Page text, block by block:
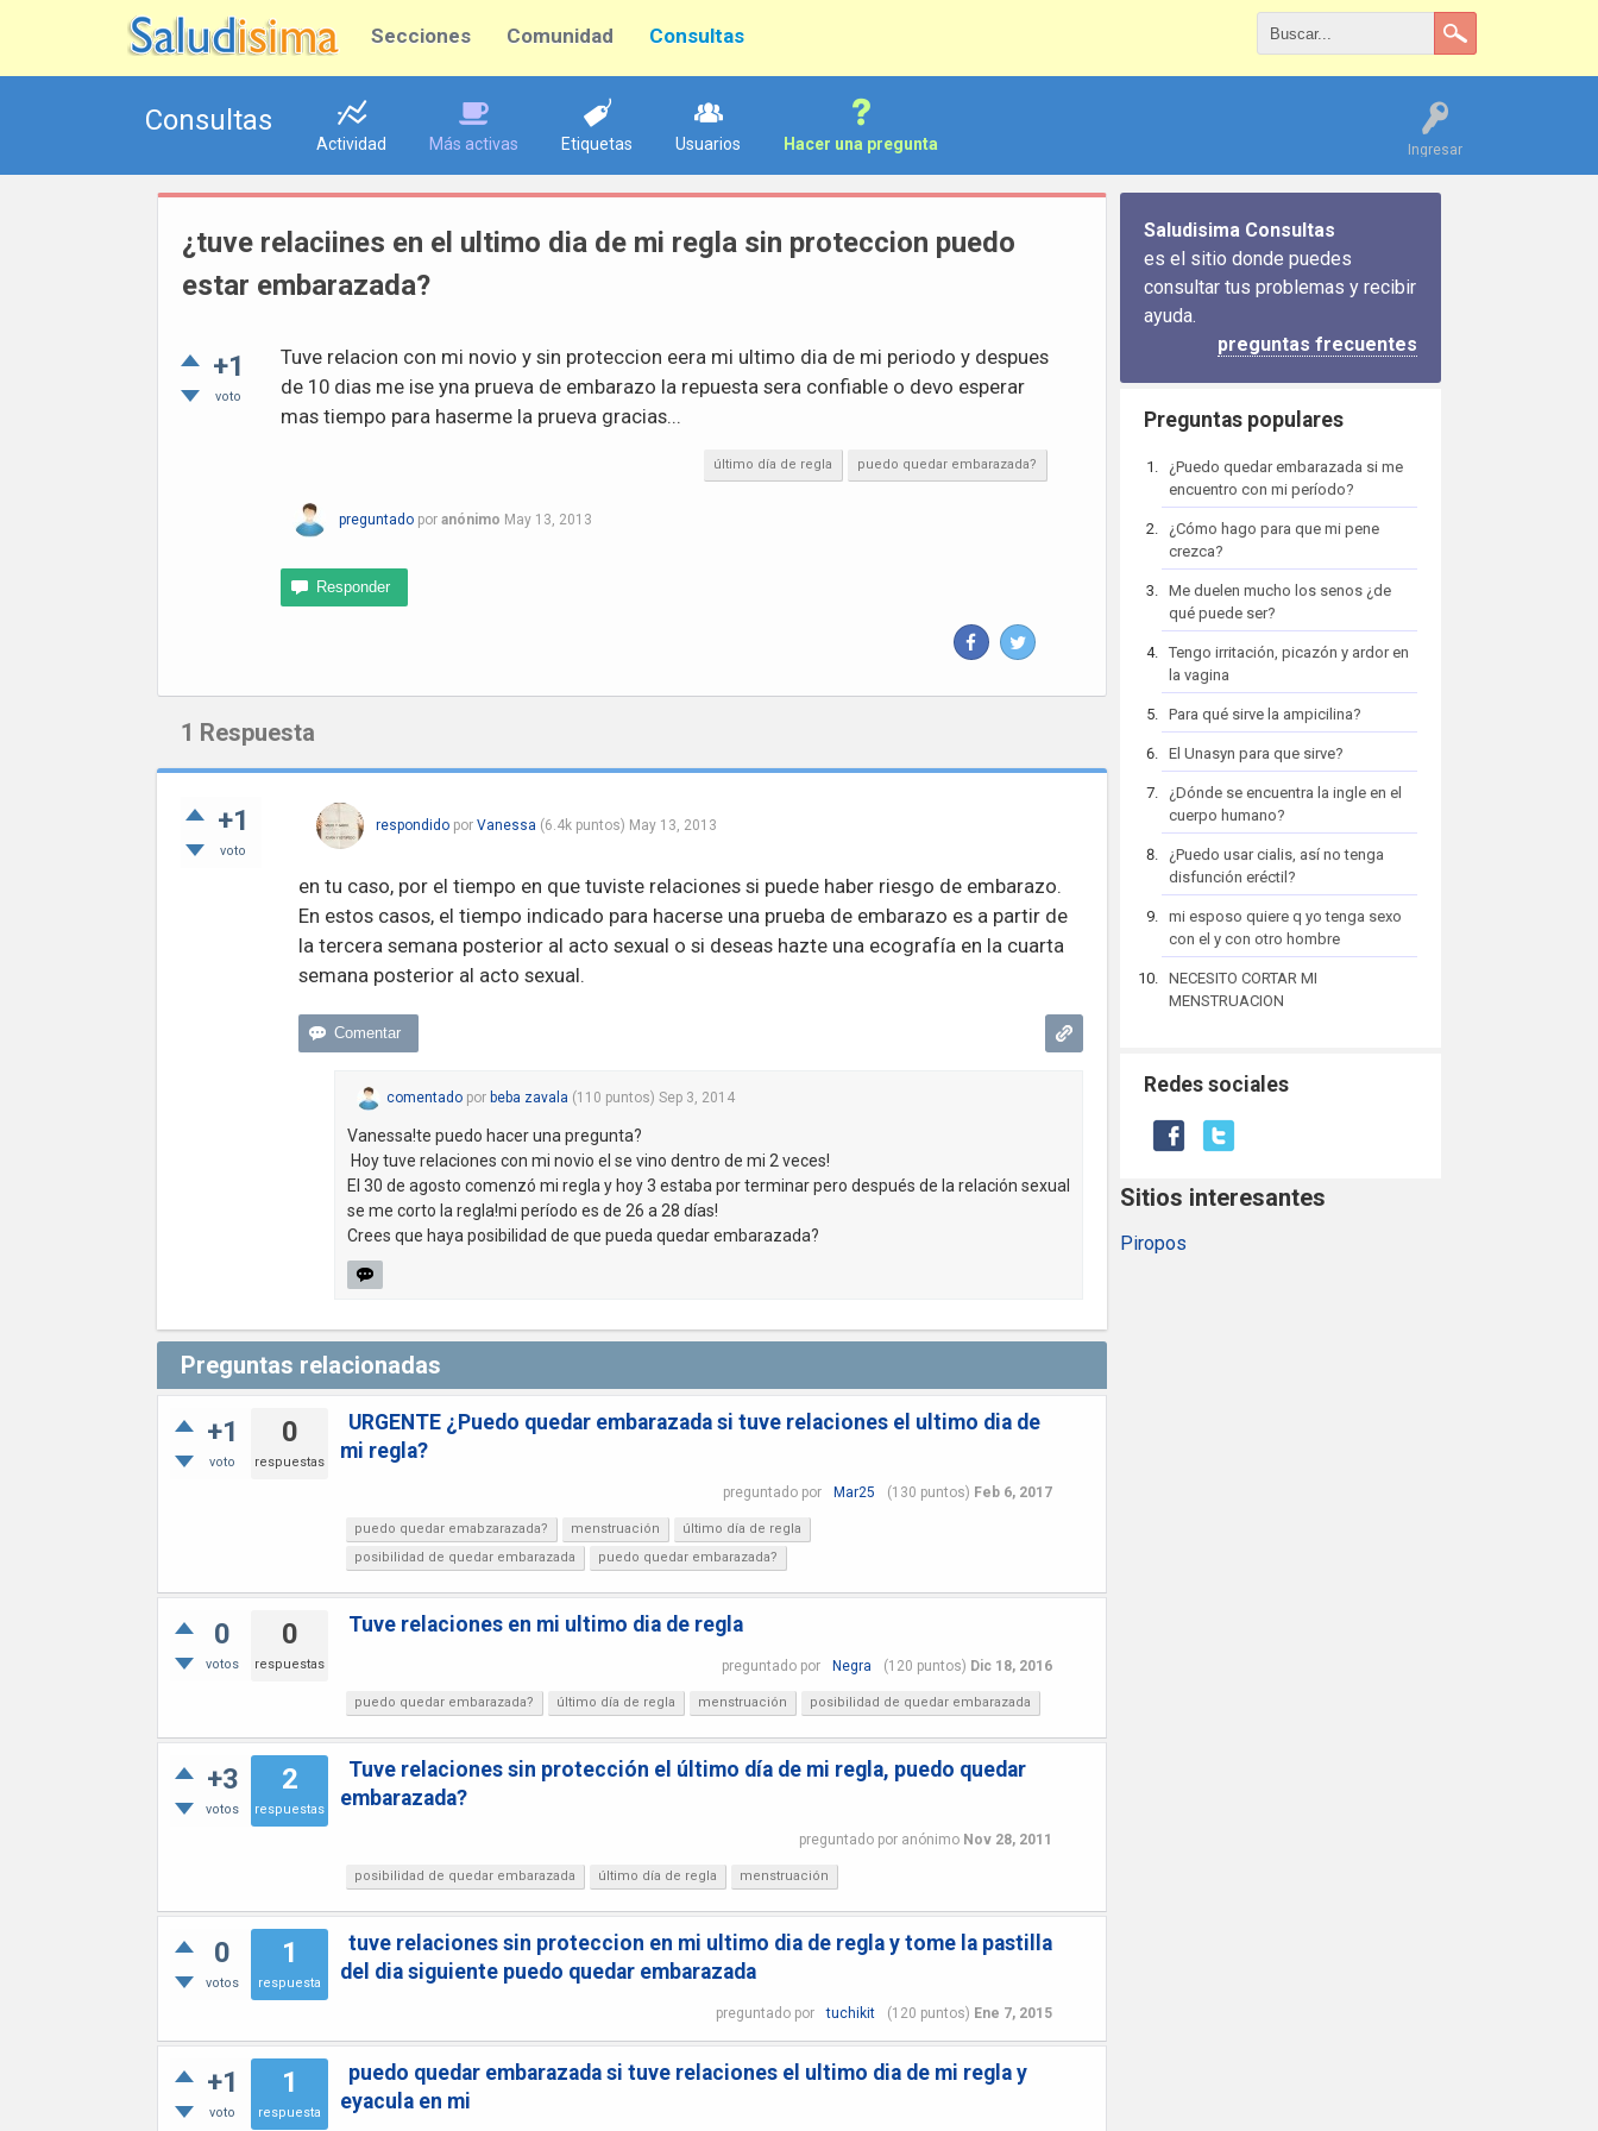
Secciones Comunidad Consultas
Ingresar
Consultas
Actividad Más activas Etiquetas Usuarios Hacer una pregunta
¿tuve relaciines en el ultimo dia de mi regla sin proteccion puedo
estar embarazada?
+1
voto
Tuve relacion con mi novio y sin proteccion eera mi ultimo dia de mi periodo y despues
de 10 dias me ise yna prueva de embarazo la repuesta sera confiable o devo esperar
mas tiempo para haserme la prueva gracias...
último día de regla puedo quedar embarazada?
preguntado por anónimo May 13, 2013
1 Respuesta
+1
voto
respondido por Vanessa (6.4kpuntos) May 13, 2013
en tu caso, por el tiempo en que tuviste relaciones si puede haber riesgo de embarazo.
En estos casos, el tiempo indicado para hacerse una prueba de embarazo es a partir de
la tercera semana posterior al acto sexual o si deseas hazte una ecografía en la cuarta
semana posterior al acto sexual.
comentado por beba zavala (110 puntos) Sep 3, 2014
Vanessa!te puedo hacer una pregunta?
Hoy tuve relaciones con mi novio el se vino dentro de mi 2 veces!
El 30 de agosto comenzó mi regla y hoy 3 estaba por terminar pero después de la relación sexual
se me corto la regla!mi período es de 26 a 28 días!
Crees que haya posibilidad de que pueda quedar embarazada?
Preguntas relacionadas
+1
voto
0
respuestas
URGENTE ¿Puedo quedar embarazada si tuve relaciones el ultimo dia de
mi regla?
preguntado por Mar25 (130 puntos) Feb 6, 2017
puedo quedar emabzarazada? menstruación
último día de regla
posibilidad de quedar embarazada
puedo quedar embarazada?
0
votos
0
respuestas
Tuve relaciones en mi ultimo dia de regla
preguntado por Negra (120 puntos) Dic 18, 2016
puedo quedar embarazada? último día de regla menstruación posibilidad de quedar embarazada
+3
votos
2
respuestas
Tuve relaciones sin protección el último día de mi regla, puedo quedar
embarazada?
preguntado por anónimo Nov 28, 2011
posibilidad de quedar embarazada último día de regla menstruación
0
votos
1
respuesta
tuve relaciones sin proteccion en mi ultimo dia de regla y tome la pastilla
del dia siguiente puedo quedar embarazada
preguntado por tuchikit (120 puntos) Ene 7, 2015
+1
voto
1
respuesta
puedo quedar embarazada si tuve relaciones el ultimo dia de mi regla y
eyacula en mi
Saludisima Consultas
es el sitio donde puedes
consultar tus problemas y recibir
ayuda.
preguntas frecuentes
Preguntas populares
¿Puedo quedar embarazada si me
encuentro con mi período?
¿Cómo hago para que mi pene
crezca?
Me duelen mucho los senos ¿de
qué puede ser?
Tengo irritación, picazón y ardor en
la vagina
Para qué sirve la ampicilina?
El Unasyn para que sirve?
¿Dónde se encuentra la ingle en el
cuerpo humano?
¿Puedo usar cialis, así no tenga
disfunción eréctil?
mi esposo quiere q yo tenga sexo
con el y con otro hombre
NECESITO CORTAR MI
MENSTRUACION
Redes sociales
Sitios interesantes
Piropos